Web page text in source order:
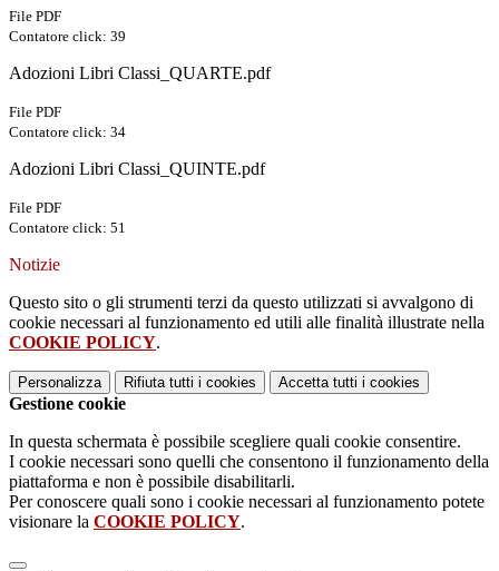
File PDF
Contatore click: 39
Adozioni Libri Classi_QUARTE.pdf
File PDF
Contatore click: 34
Adozioni Libri Classi_QUINTE.pdf
File PDF
Contatore click: 51
Notizie
Questo sito o gli strumenti terzi da questo utilizzati si avvalgono di
cookie necessari al funzionamento ed utili alle finalità illustrate nella
COOKIE POLICY.
Personalizza Rifiuta tutti i cookies Accetta tutti i cookies
Gestione cookie
In questa schermata è possibile scegliere quali cookie consentire.
I cookie necessari sono quelli che consentono il funzionamento della
piattaforma e non è possibile disabilitarli.
Per conoscere quali sono i cookie necessari al funzionamento potete
visionare la COOKIE POLICY.